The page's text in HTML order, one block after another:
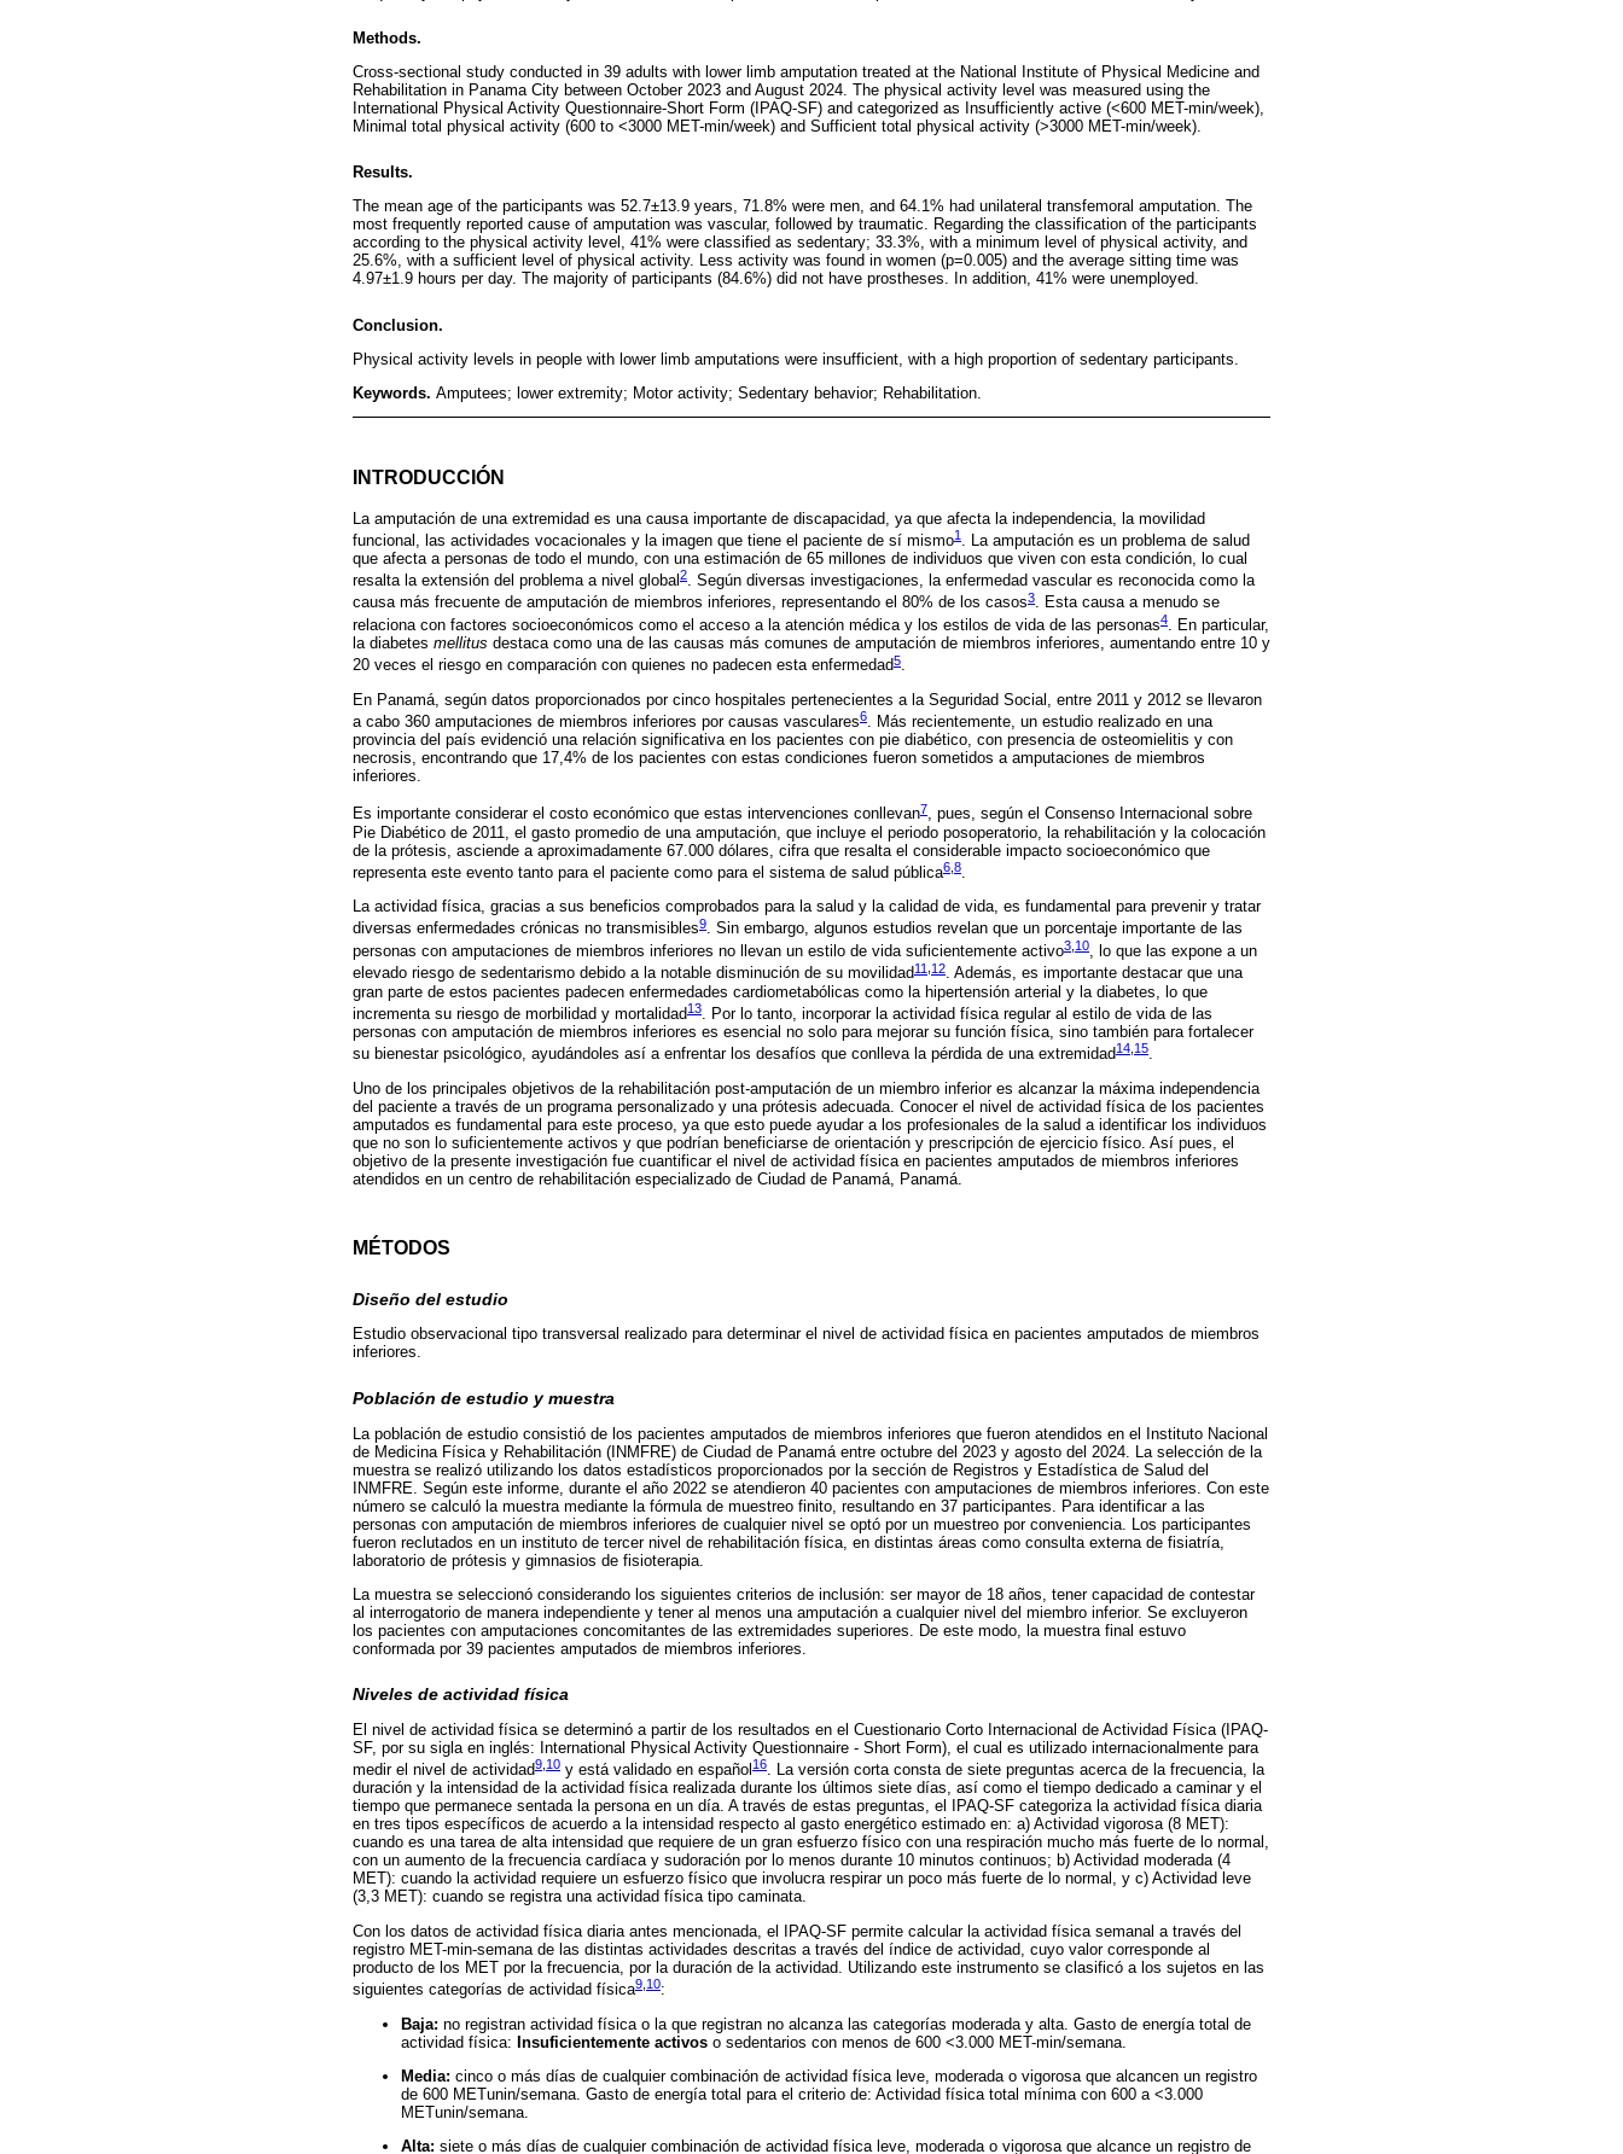
Methods.
Cross-sectional study conducted in 39 adults with lower limb amputation treated at the National Institute of Physical Medicine and
Rehabilitation in Panama City between October 2023 and August 2024. The physical activity level was measured using the
International Physical Activity Questionnaire-Short Form (IPAQ-SF) and categorized as Insufficiently active (<600 MET-min/week),
Minimal total physical activity (600 to <3000 MET-min/week) and Sufficient total physical activity (>3000 MET-min/week).
Results.
The mean age of the participants was 52.7±13.9 years, 71.8% were men, and 64.1% had unilateral transfemoral amputation. The
most frequently reported cause of amputation was vascular, followed by traumatic. Regarding the classification of the participants
according to the physical activity level, 41% were classified as sedentary; 33.3%, with a minimum level of physical activity, and
25.6%, with a sufficient level of physical activity. Less activity was found in women (p=0.005) and the average sitting time was
4.97±1.9 hours per day. The majority of participants (84.6%) did not have prostheses. In addition, 41% were unemployed.
Conclusion.
Physical activity levels in people with lower limb amputations were insufficient, with a high proportion of sedentary participants.
Keywords. Amputees; lower extremity; Motor activity; Sedentary behavior; Rehabilitation.
INTRODUCCIÓN
La amputación de una extremidad es una causa importante de discapacidad, ya que afecta la independencia, la movilidad
funcional, las actividades vocacionales y la imagen que tiene el paciente de sí mismo1 . La amputación es un problema de salud
que afecta a personas de todo el mundo, con una estimación de 65 millones de individuos que viven con esta condición, lo cual
resalta la extensión del problema a nivel global2. Según diversas investigaciones, la enfermedad vascular es reconocida como la
causa más frecuente de amputación de miembros inferiores, representando el 80% de los casos3. Esta causa a menudo se
relaciona con factores socioeconómicos como el acceso a la atención médica y los estilos de vida de las personas4. En particular,
la diabetes mellitus destaca como una de las causas más comunes de amputación de miembros inferiores, aumentando entre 10 y
20 veces el riesgo en comparación con quienes no padecen esta enfermedad5.
En Panamá, según datos proporcionados por cinco hospitales pertenecientes a la Seguridad Social, entre 2011 y 2012 se llevaron
a cabo 360 amputaciones de miembros inferiores por causas vasculares6. Más recientemente, un estudio realizado en una
provincia del país evidenció una relación significativa en los pacientes con pie diabético, con presencia de osteomielitis y con
necrosis, encontrando que 17,4% de los pacientes con estas condiciones fueron sometidos a amputaciones de miembros
inferiores.
Es importante considerar el costo económico que estas intervenciones conllevan7, pues, según el Consenso Internacional sobre
Pie Diabético de 2011, el gasto promedio de una amputación, que incluye el periodo posoperatorio, la rehabilitación y la colocación
de la prótesis, asciende a aproximadamente 67.000 dólares, cifra que resalta el considerable impacto socioeconómico que
representa este evento tanto para el paciente como para el sistema de salud pública6 8.
La actividad física, gracias a sus beneficios comprobados para la salud y la calidad de vida, es fundamental para prevenir y tratar
diversas enfermedades crónicas no transmisibles9. Sin embargo, algunos estudios revelan que un porcentaje importante de las
personas con amputaciones de miembros inferiores no llevan un estilo de vida suficientemente activo3 10, lo que las expone a un
elevado riesgo de sedentarismo debido a la notable disminución de su movilidad11 12. Además, es importante destacar que una
gran parte de estos pacientes padecen enfermedades cardiometabólicas como la hipertensión arterial y la diabetes, lo que
incrementa su riesgo de morbilidad y mortalidad13
. Por lo tanto, incorporar la actividad física regular al estilo de vida de las
personas con amputación de miembros inferiores es esencial no solo para mejorar su función física, sino también para fortalecer
su bienestar psicológico, ayudándoles así a enfrentar los desafíos que conlleva la pérdida de una extremidad14 15.
Uno de los principales objetivos de la rehabilitación post-amputación de un miembro inferior es alcanzar la máxima independencia
del paciente a través de un programa personalizado y una prótesis adecuada. Conocer el nivel de actividad física de los pacientes
amputados es fundamental para este proceso, ya que esto puede ayudar a los profesionales de la salud a identificar los individuos
que no son lo suficientemente activos y que podrían beneficiarse de orientación y prescripción de ejercicio físico. Así pues, el
objetivo de la presente investigación fue cuantificar el nivel de actividad física en pacientes amputados de miembros inferiores
atendidos en un centro de rehabilitación especializado de Ciudad de Panamá, Panamá.
MÉTODOS
Diseño del estudio
Estudio observacional tipo transversal realizado para determinar el nivel de actividad física en pacientes amputados de miembros
inferiores.
Población de estudio y muestra
La población de estudio consistió de los pacientes amputados de miembros inferiores que fueron atendidos en el Instituto Nacional
de Medicina Física y Rehabilitación (INMFRE) de Ciudad de Panamá entre octubre del 2023 y agosto del 2024. La selección de la
muestra se realizó utilizando los datos estadísticos proporcionados por la sección de Registros y Estadística de Salud del
INMFRE. Según este informe, durante el año 2022 se atendieron 40 pacientes con amputaciones de miembros inferiores. Con este
número se calculó la muestra mediante la fórmula de muestreo finito, resultando en 37 participantes. Para identificar a las
personas con amputación de miembros inferiores de cualquier nivel se optó por un muestreo por conveniencia. Los participantes
fueron reclutados en un instituto de tercer nivel de rehabilitación física, en distintas áreas como consulta externa de fisiatría,
laboratorio de prótesis y gimnasios de fisioterapia.
La muestra se seleccionó considerando los siguientes criterios de inclusión: ser mayor de 18 años, tener capacidad de contestar
al interrogatorio de manera independiente y tener al menos una amputación a cualquier nivel del miembro inferior. Se excluyeron
los pacientes con amputaciones concomitantes de las extremidades superiores. De este modo, la muestra final estuvo
conformada por 39 pacientes amputados de miembros inferiores.
Niveles de actividad física
El nivel de actividad física se determinó a partir de los resultados en el Cuestionario Corto Internacional de Actividad Física (IPAQ-
SF, por su sigla en inglés: International Physical Activity Questionnaire - Short Form), el cual es utilizado internacionalmente para
medir el nivel de actividad9 10 y está validado en español 16. La versión corta consta de siete preguntas acerca de la frecuencia, la
duración y la intensidad de la actividad física realizada durante los últimos siete días, así como el tiempo dedicado a caminar y el
tiempo que permanece sentada la persona en un día. A través de estas preguntas, el IPAQ-SF categoriza la actividad física diaria
en tres tipos específicos de acuerdo a la intensidad respecto al gasto energético estimado en: a) Actividad vigorosa (8 MET):
cuando es una tarea de alta intensidad que requiere de un gran esfuerzo físico con una respiración mucho más fuerte de lo normal,
con un aumento de la frecuencia cardíaca y sudoración por lo menos durante 10 minutos continuos; b) Actividad moderada (4
MET): cuando la actividad requiere un esfuerzo físico que involucra respirar un poco más fuerte de lo normal, y c) Actividad leve
(3,3 MET): cuando se registra una actividad física tipo caminata.
Con los datos de actividad física diaria antes mencionada, el IPAQ-SF permite calcular la actividad física semanal a través del
registro MET-min-semana de las distintas actividades descritas a través del índice de actividad, cuyo valor corresponde al
producto de los MET por la frecuencia, por la duración de la actividad. Utilizando este instrumento se clasificó a los sujetos en las
siguientes categorías de actividad física9 10:
Baja: no registran actividad física o la que registran no alcanza las categorías moderada y alta. Gasto de energía total de
actividad física: Insuficientemente activos o sedentarios con menos de 600 <3.000 MET-min/semana.
Media: cinco o más días de cualquier combinación de actividad física leve, moderada o vigorosa que alcancen un registro
de 600 METunin/semana. Gasto de energía total para el criterio de: Actividad física total mínima con 600 a <3.000
METunin/semana.
Alta: siete o más días de cualquier combinación de actividad física leve, moderada o vigorosa que alcance un registro de